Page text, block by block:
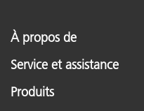
À propos de
Service et assistance
Produits